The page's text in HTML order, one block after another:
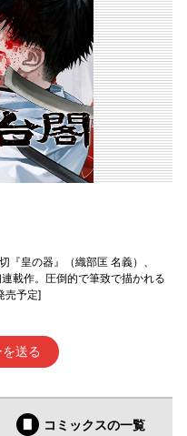
『皇の器』（織部匡 名義）、
載作。圧倒的で筆致で描かれる
売予定]
送る
コミックスの一覧